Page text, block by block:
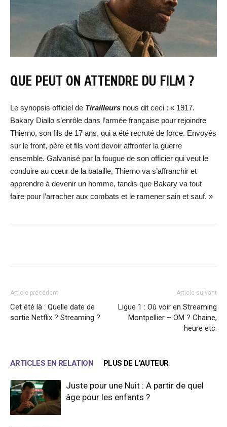
QUE PEUT ON ATTENDRE DU FILM ?
Le synopsis officiel de Tirailleurs nous dit ceci : « 1917.
Bakary Diallo s’enrôle dans l’armée française pour rejoindre
Thierno, son fils de 17 ans, qui a été recruté de force. Envoyés
sur le front, père et fils vont devoir affronter la guerre
ensemble. Galvanisé par la fougue de son officier qui veut le
conduire au cœur de la bataille, Thierno va s’affranchir et
apprendre à devenir un homme, tandis que Bakary va tout
faire pour l’arracher aux combats et le ramener sain et sauf. »
Article précédent
Cet été là : Quelle date de
sortie Netflix ? Streaming ?
Article suivant
Ligue 1 : Où voir en Streaming
Montpellier – OM ? Chaine,
heure etc.
ARTICLES EN RELATION PLUS DE L'AUTEUR
Juste pour une Nuit : A partir de quel
âge pour les enfants ?